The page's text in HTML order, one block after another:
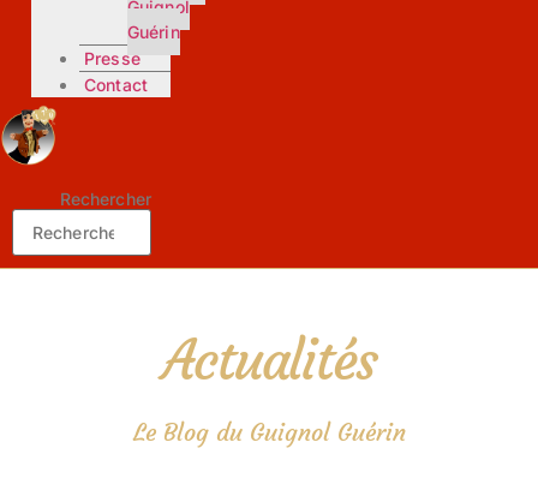
Guignol
Guérin
Presse
Contact
Rechercher
Actualités
Le Blog du Guignol Guérin